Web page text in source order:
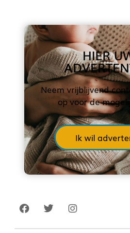
HIER
Neem vrijblijvend
op voor de
Ik wil